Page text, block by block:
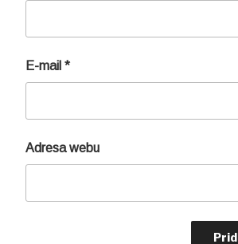
E-mail *
Adresa webu